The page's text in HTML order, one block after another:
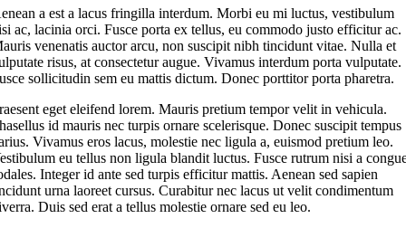
a est a lacus fringilla interdum. Morbi eu mi luctus, vestibulum
ac, lacinia orci. Fusce porta ex tellus, eu commodo justo efficitur ac.
venenatis auctor arcu, non suscipit nibh tincidunt vitae. Nulla et
risus, at consectetur augue. Vivamus interdum porta vulputate.
sollicitudin sem eu mattis dictum. Donec porttitor porta pharetra.
eget eleifend lorem. Mauris pretium tempor velit in vehicula.
id mauris nec turpis ornare scelerisque. Donec suscipit tempus
Vivamus eros lacus, molestie nec ligula a, euismod pretium leo.
eu tellus non ligula blandit luctus. Fusce rutrum nisi a
Integer id ante sed turpis efficitur mattis. Aenean sed sapien
urna laoreet cursus. Curabitur nec lacus ut velit condimentum
Duis sed erat a tellus molestie ornare sed eu leo.